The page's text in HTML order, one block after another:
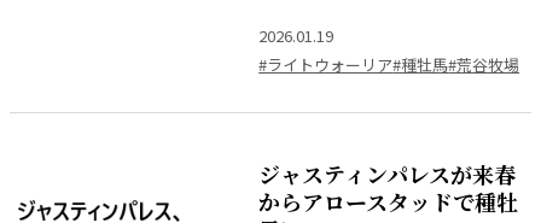
2026.01.19
#ライトウォーリア#種牡馬#荒谷牧場
ジャスティンパレスが来春
からアロースタッドで種牡